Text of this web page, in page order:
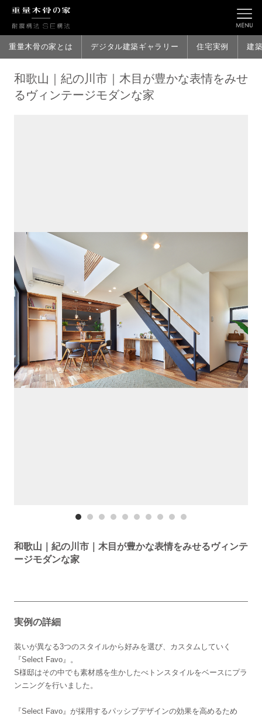
重量木骨の家とは デジタル建築ギャラリー 住宅実例 建
和歌山｜紀の川市｜木目が豊かな表情をみせ
るヴィンテージモダンな家
和歌山｜紀の川市｜木目が豊かな表情をみせるヴィンテ
ージモダンな家
実例の詳細
装いが異なる3つのスタイルから好みを選び、カスタムしていく
『Select Favo』。
S様邸はその中でも素材感を生かしたべトンスタイルをベースにプラ
ンニングを行いました。
『Select Favo』が採用するパッシブデザインの効果を高めるため